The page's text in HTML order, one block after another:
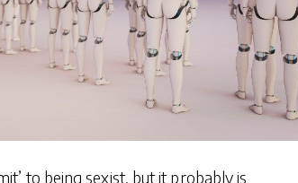
to being sexist, but it probably is